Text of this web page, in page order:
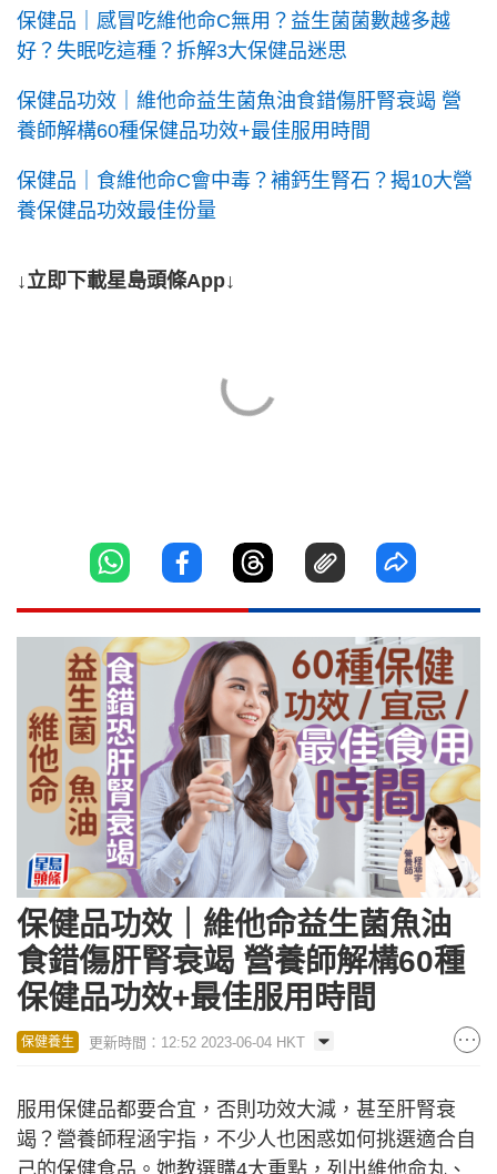
保健品｜感冒吃維他命C無用？益生菌菌數越多越
好？失眠吃這種？拆解3大保健品迷思
保健品功效｜維他命益生菌魚油食錯傷肝腎衰竭 營
養師解構60種保健品功效+最佳服用時間
保健品｜食維他命C會中毒？補鈣生腎石？揭10大營
養保健品功效最佳份量
↓立即下載星島頭條App↓
保健品功效｜維他命益生菌魚油
食錯傷肝腎衰竭 營養師解構60種
保健品功效+最佳服用時間
保健養生 更新時間：12:52 2023-06-04 HKT
服用保健品都要合宜，否則功效大減，甚至肝腎衰
竭？營養師程涵宇指，不少人也困惑如何挑選適合自
己的保健食品。她教選購4大重點，列出維他命丸、